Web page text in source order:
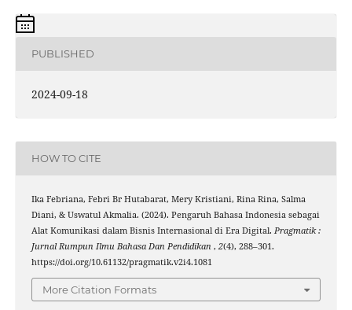
PUBLISHED
2024-09-18
HOW TO CITE
Ika Febriana, Febri Br Hutabarat, Mery Kristiani, Rina Rina, Salma
Diani, & Uswatul Akmalia. (2024). Pengaruh Bahasa Indonesia sebagai
Alat Komunikasi dalam Bisnis Internasional di Era Digital. Pragmatik :
Jurnal Rumpun Ilmu Bahasa Dan Pendidikan , 2(4), 288–301.
https://doi.org/10.61132/pragmatik.v2i4.1081
More Citation Formats